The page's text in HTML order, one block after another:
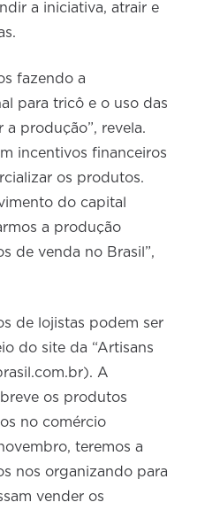
a iniciativa, atrair e
fazendo a
para tricô e o uso das
produção”, revela.
incentivos financeiros
os produtos.
do capital
a produção
de venda no Brasil”,
de lojistas podem ser
do site da “Artisans
A
os produtos
no comércio
teremos a
nos organizando para
vender os